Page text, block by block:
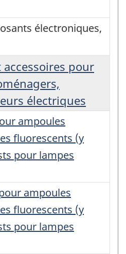
électroniques,
accessoires pour
électriques
ampoules
fluorescents (y
pour lampes
ampoules
fluorescents (y
pour lampes